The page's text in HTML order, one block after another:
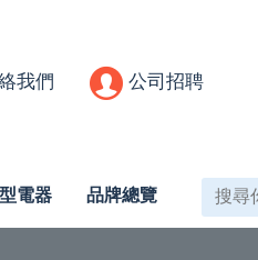
我們 公司招聘
電器 品牌總覽